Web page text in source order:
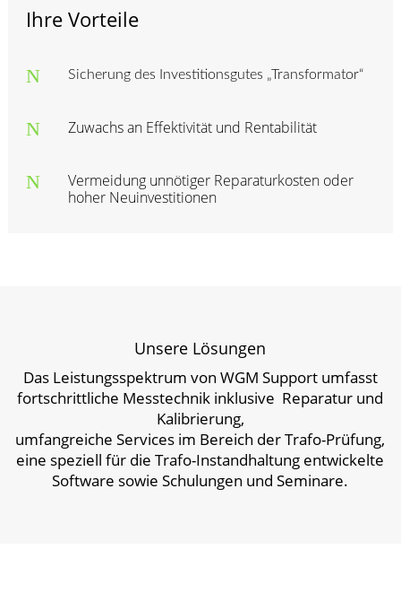
Ihre Vorteile
N Sicherung des Investitionsgutes „Transformator“
N Zuwachs an Effektivität und Rentabilität
N
Vermeidung unnötiger Reparaturkosten oder
hoher Neuinvestitionen
Unsere Lösungen
Das Leistungsspektrum von WGM Support umfasst
fortschrittliche Messtechnik inklusive Reparatur und
Kalibrierung,
umfangreiche Services im Bereich der Trafo-Prüfung,
eine speziell für die Trafo-Instandhaltung entwickelte
Software sowie Schulungen und Seminare.